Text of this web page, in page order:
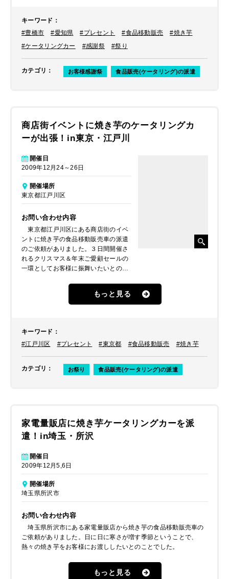
キーワード ：
#豊橋市
#愛知県 #プレセント #食品移動販売
#焼き芋
#ケータリングカー
#感謝祭 #祭り
カテゴリ ： お客様感謝祭 食品販売(ケータリング)の派遣
商店街イベントに焼き芋のケータリングカ
ーが出張！in東京・江戸川
開催日
2009年12月24～26日
開催場所
東京都江戸川区
お問い合わせ内容
東京都江戸川区にある商店街のイベ
ントに焼き芋の食品移動販売車の派遣
のご依頼がありました。３日間開催さ
れるクリスマス＆年末ご愛顧セールの
一環としてお客様に振舞いたいとのこ
もっと見る
キーワード ：
#江戸川区
#プレセント #東京都 #食品移動販売 #焼き芋
カテゴリ ： お祭り 食品販売(ケータリング)の派遣
家電量販店に焼き芋ケータリングカーを派
遣！in埼玉・所沢
開催日
2009年12月5,6日
開催場所
埼玉県所沢市
お問い合わせ内容
埼玉県所沢市にある家電量販店から焼き芋の食品移動販売車の
ご依頼がありました。日に日に寒さが増す季節ということで、
熱々の焼き芋をお客様にお渡ししたいとのことでした。
もっと見る